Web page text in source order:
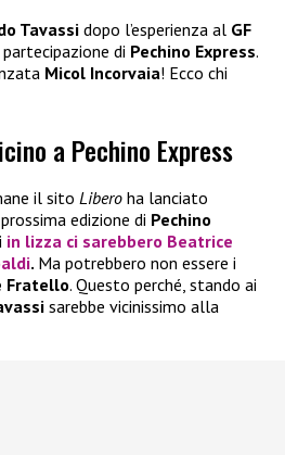
Tavassi dopo l’esperienza al GF
di Pechino Express.
Micol Incorvaia! Ecco chi
a Pechino Express
il sito Libero ha lanciato
edizione di Pechino
in lizza ci sarebbero Beatrice
. Ma potrebbero non essere i
Fratello. Questo perché, stando ai
sarebbe vicinissimo alla